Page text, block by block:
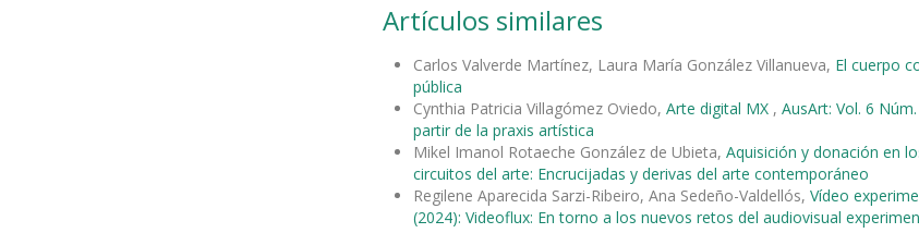
Artículos similares
Carlos Valverde Martínez, Laura María González Villanueva, El cuerpo
pública
Cynthia Patricia Villagómez Oviedo, Arte digital MX , AusArt: Vol. 6
partir de la praxis artística
Mikel Imanol Rotaeche González de Ubieta, Aquisición y donación en
circuitos del arte: Encrucijadas y derivas del arte contemporáneo
Regilene Aparecida Sarzi-Ribeiro, Ana Sedeño-Valdellós, Vídeo
(2024): Videoflux: En torno a los nuevos retos del audiovisual